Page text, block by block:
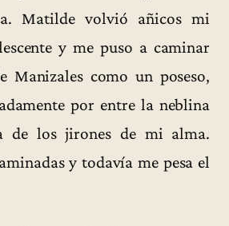
Matilde volvió añicos mi
y me puso a caminar
Manizales como un poseso,
por entre la neblina
de los jirones de mi alma.
y todavía me pesa el